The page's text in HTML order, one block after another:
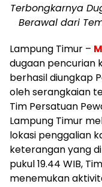
Terbongkarnya
Berawal dari
Lampung Timur –
dugaan pencurian
berhasil diungkap
oleh serangkaian
Tim Persatuan
Lampung Timur
lokasi penggalian
keterangan yang
pukul 19.44 WIB,
menemukan